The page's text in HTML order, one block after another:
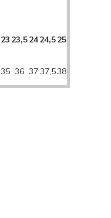
23 23,52424,525
35 36 3737,538